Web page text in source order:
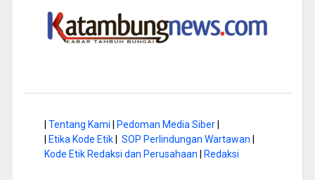
Tentang Kami Pedoman Media Siber|
Etika Kode Etik| SOP Perlindungan Wartawan
Kode Etik Redaksi dan Perusahaan
Redaksi